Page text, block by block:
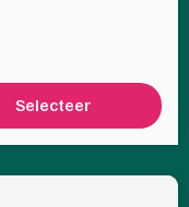
Selecteer